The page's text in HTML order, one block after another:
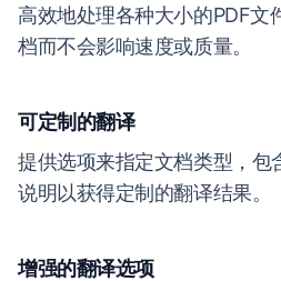
高效地处理各种大小的PDF文
档而不会影响速度或质量。
可定制的翻译
提供选项来指定文档类型，包
说明以获得定制的翻译结果。
增强的翻译选项